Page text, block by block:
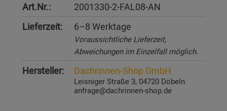
Art.Nr.:
2001330-2-FAL08-AN
Lieferzeit:
6–8 Werktage
Voraussichtliche Lieferzeit,
Abweichungen im Einzelfall möglich.
Hersteller: Dachrinnen-Shop GmbH
Leisniger Straße 3, 04720 Döbeln
anfrage@dachrinnen-shop.de